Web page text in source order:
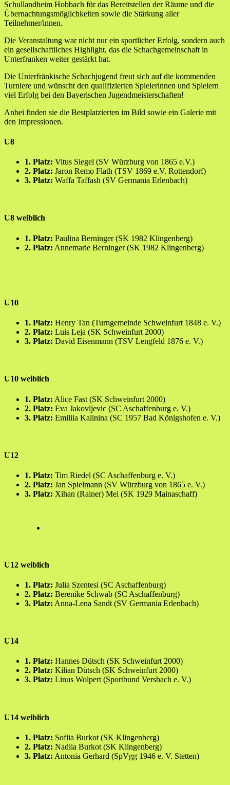
Schullandheim Hobbach für das Bereitstellen der Räume und die
Übernachtungsmöglichkeiten sowie die Stärkung aller
Teilnehmer/innen.
Die Veranstaltung war nicht nur ein sportlicher Erfolg, sondern auch
ein gesellschaftliches Highlight, das die Schachgemeinschaft in
Unterfranken weiter gestärkt hat.
Die Unterfränkische Schachjugend freut sich auf die kommenden
Turniere und wünscht den qualifizierten Spielerinnen und Spielern
viel Erfolg bei den Bayerischen Jugendmeisterschaften!
Anbei finden sie die Bestplatzierten im Bild sowie ein Galerie mit
den Impressionen.
U8
1. Platz: Vitus Siegel (SV Würzburg von 1865 e.V.)
2. Platz: Jaron Remo Flath (TSV 1869 e.V. Rottendorf)
3. Platz: Waffa Taffash (SV Germania Erlenbach)
U8 weiblich
1. Platz: Paulina Berninger (SK 1982 Klingenberg)
2. Platz: Annemarie Berninger (SK 1982 Klingenberg)
U10
1. Platz: Henry Tan (Turngemeinde Schweinfurt 1848 e. V.)
2. Platz: Luis Leja (SK Schweinfurt 2000)
3. Platz: David Eisenmann (TSV Lengfeld 1876 e. V.)
U10 weiblich
1. Platz: Alice Fast (SK Schweinfurt 2000)
2. Platz: Eva Jakovljevic (SC Aschaffenburg e. V.)
3. Platz: Emiliia Kalinina (SC 1957 Bad Königshofen e. V.)
U12
1. Platz: Tim Riedel (SC Aschaffenburg e. V.)
2. Platz: Jan Spielmann (SV Würzburg von 1865 e. V.)
3. Platz: Xihan (Rainer) Mei (SK 1929 Mainaschaff)
U12 weiblich
1. Platz: Julia Szentesi (SC Aschaffenburg)
2. Platz: Berenike Schwab (SC Aschaffenburg)
3. Platz: Anna-Lena Sandt (SV Germania Erlenbach)
U14
1. Platz: Hannes Dütsch (SK Schweinfurt 2000)
2. Platz: Kilian Dütsch (SK Schweinfurt 2000)
3. Platz: Linus Wolpert (Sportbund Versbach e. V.)
U14 weiblich
1. Platz: Sofiia Burkot (SK Klingenberg)
2. Platz: Nadiia Burkot (SK Klingenberg)
3. Platz: Antonia Gerhard (SpVgg 1946 e. V. Stetten)